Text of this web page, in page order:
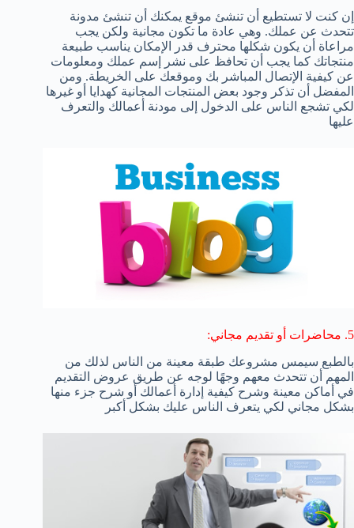
إن كنت لا تستطيع أن تنشئ موقع يمكنك أن تنشئ مدونة
تتحدث عن عملك. وهي عادة ما تكون مجانية ولكن يجب
مراعاة أن يكون شكلها محترف قدر الإمكان يناسب طبيعة
منتجاتك كما يجب أن تحافظ على نشر إسم عملك ومعلومات
عن كيفية الإتصال المباشر بك وموقعك على الخريطة. ومن
المفضل أن تذكر وجود بعض المنتجات المجانية كهدايا أو غيرها
لكي تشجع الناس على الدخول إلى مودنة أعمالك والتعرف
عليها
5. محاضرات أو تقديم مجاني:
بالطبع سيمس مشروعك طبقة معينة من الناس لذلك من
المهم أن تتحدث معهم وجهًا لوجه عن طريق عروض التقديم
في أماكن معينة وشرح كيفية إدارة أعمالك أو شرح جزء منها
بشكل مجاني لكي يتعرف الناس عليك بشكل أكبر